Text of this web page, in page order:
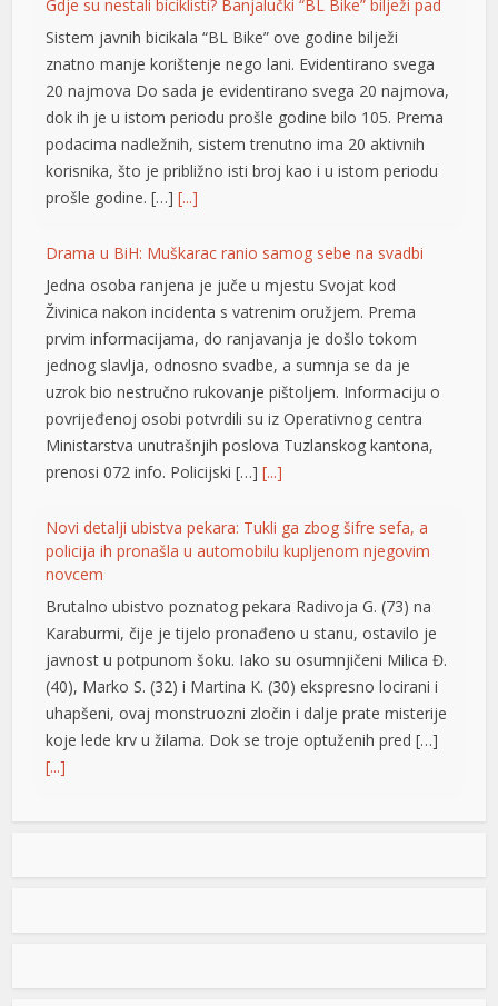
podacima nadležnih, sistem trenutno ima 20 aktivnih
korisnika, što je približno isti broj kao i u istom periodu
prošle godine. […][...]
Drama u BiH: Muškarac ranio samog sebe na svadbi
Jedna osoba ranjena je juče u mjestu Svojat kod
Živinica nakon incidenta s vatrenim oružjem. Prema
prvim informacijama, do ranjavanja je došlo tokom
uzrok bio nestručno rukovanje pištoljem. Informaciju o
povrijeđenoj osobi potvrdili su iz Operativnog centra
Ministarstva unutrašnjih poslova Tuzlanskog kantona,
prenosi 072 info. Policijski […][...]
Novi detalji ubistva pekara: Tukli ga zbog šifre sefa, a
policija ih pronašla u automobilu kupljenom njegovim
novcem
Brutalno ubistvo poznatog pekara Radivoja G. (73) na
javnost u potpunom šoku. Iako su osumnjičeni Milica Đ.
(40), Marko S. (32) i Martina K. (30) ekspresno locirani i
uhapšeni, ovaj monstruozni zločin i dalje prate misterije
koje lede krv u žilama. Dok se troje optuženih pred […]
[...]
Vrućine ne popuštaju: Temperature do 40 stepeni,
meteorolozi poslali upozorenje za vikend
U našem regionu narednih dana pretežno sunčano,
suvo i toplo, posebno do srijede. Zatim slijedi manje
Negde od oko 18. avgusta se polako nazire svježiji i
za sada nema ni u dalekim najavama, objavio je na
milijardu dolara